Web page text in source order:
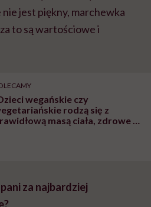
jest piękny, marchewka
to są wartościowe i
wegańskie czy
rodzą się z
masą ciała, zdrowe i
za najbardziej